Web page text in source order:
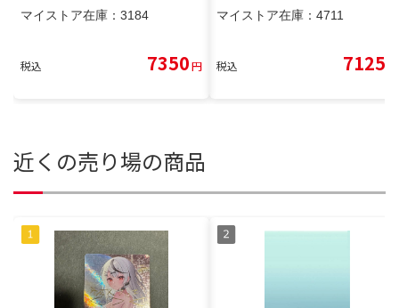
マイストア在庫： 3184
税込 7350円
マイストア在庫： 4711
税込 7125
近くの売り場の商品